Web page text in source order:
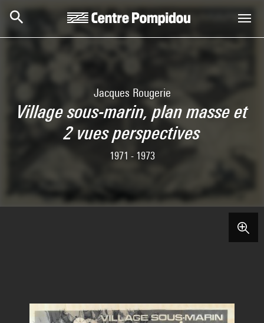
Skip to main content
Centre Pompidou
Jacques Rougerie
Village sous-marin, plan masse et
2 vues perspectives
1971 - 1973